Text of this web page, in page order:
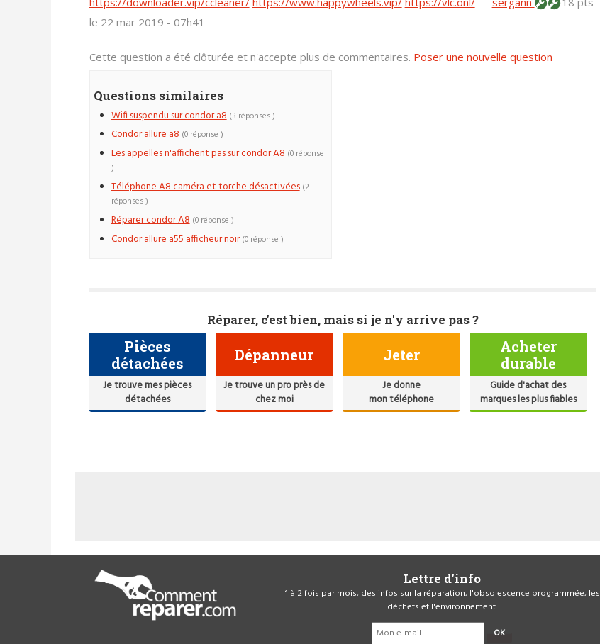
le 22 mar 2019 - 07h41
Cette question a été clôturée et n'accepte plus de commentaires. Poser une nouvelle question
Questions similaires
Wifi suspendu sur condor a8 (3 réponses )
Condor allure a8 (0 réponse )
Les appelles n'affichent pas sur condor A8 (0 réponse
)
Téléphone A8 caméra et torche désactivées (2
réponses )
Réparer condor A8 (0 réponse )
Condor allure a55 afficheur noir (0 réponse )
Réparer, c'est bien, mais si je n'y arrive pas ?
Pièces
détachées
Je trouve mes pièces
détachées
Dépanneur
Je trouve un pro près de
chez moi
Jeter
Je donne
mon téléphone
Acheter
durable
Guide d'achat des
marques les plus fiables
Lettre d'info
1 à 2 fois par mois, des infos sur la réparation, l'obsolescence programmée, les
déchets et l'environnement.
OK